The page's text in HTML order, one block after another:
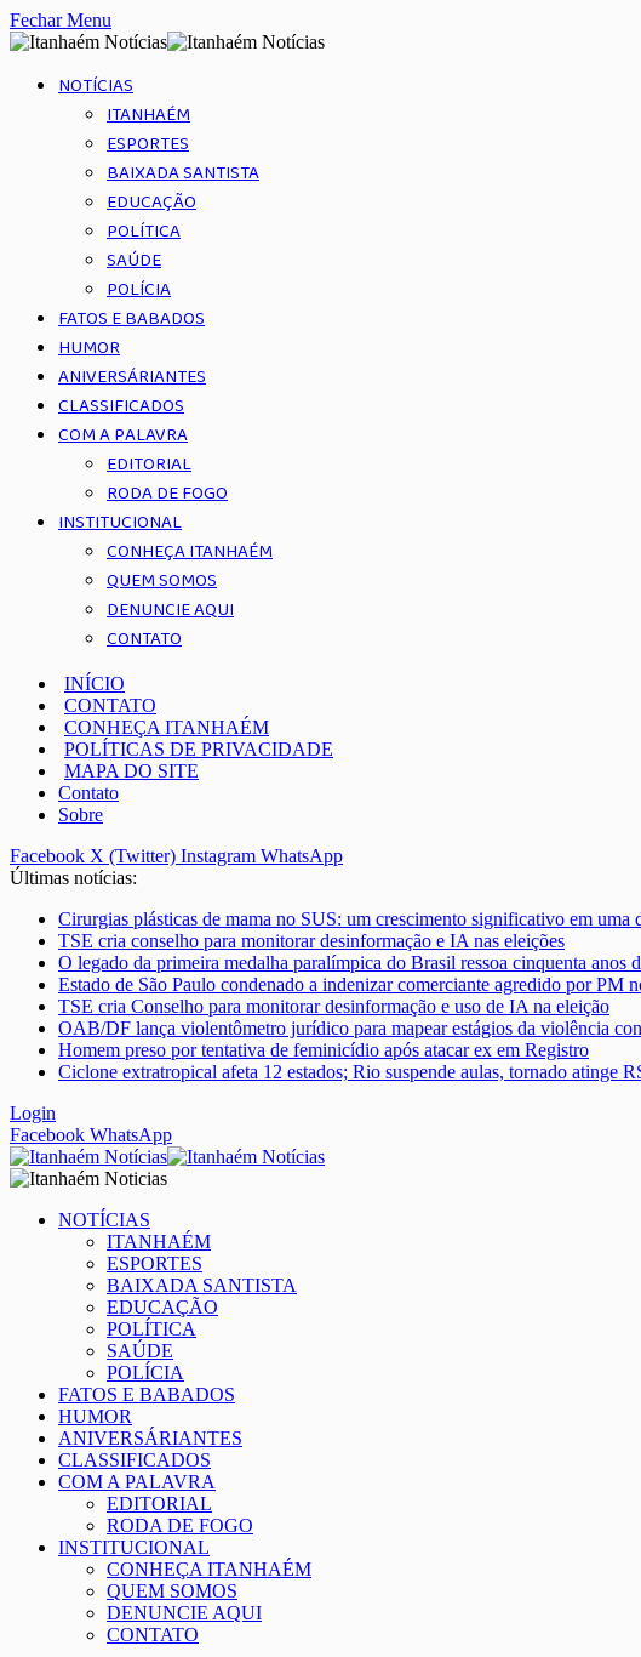
Fechar Menu
NOTÍCIAS
ITANHAÉM
ESPORTES
BAIXADA SANTISTA
EDUCAÇÃO
POLÍTICA
SAÚDE
POLÍCIA
FATOS E BABADOS
HUMOR
ANIVERSÁRIANTES
CLASSIFICADOS
COM A PALAVRA
EDITORIAL
RODA DE FOGO
INSTITUCIONAL
CONHEÇA ITANHAÉM
QUEM SOMOS
DENUNCIE AQUI
CONTATO
INÍCIO
CONTATO
CONHEÇA ITANHAÉM
POLÍTICAS DE PRIVACIDADE
MAPA DO SITE
Contato
Sobre
Facebook X (Twitter) Instagram WhatsApp
Últimas notícias:
Cirurgias plásticas de mama no SUS: um crescimento significativo em uma
TSE cria conselho para monitorar desinformação e IA nas eleições
O legado da primeira medalha paralímpica do Brasil ressoa cinquenta anos
Estado de São Paulo condenado a indenizar comerciante agredido por PM
TSE cria Conselho para monitorar desinformação e uso de IA na eleição
OAB/DF lança violentômetro jurídico para mapear estágios da violência
Homem preso por tentativa de feminicídio após atacar ex em Registro
Ciclone extratropical afeta 12 estados; Rio suspende aulas, tornado atinge
Login
Facebook WhatsApp
NOTÍCIAS
ITANHAÉM
ESPORTES
BAIXADA SANTISTA
EDUCAÇÃO
POLÍTICA
SAÚDE
POLÍCIA
FATOS E BABADOS
HUMOR
ANIVERSÁRIANTES
CLASSIFICADOS
COM A PALAVRA
EDITORIAL
RODA DE FOGO
INSTITUCIONAL
CONHEÇA ITANHAÉM
QUEM SOMOS
DENUNCIE AQUI
CONTATO